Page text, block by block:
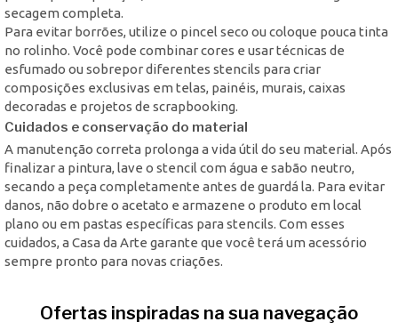
secagem completa.
Para evitar borrões, utilize o pincel seco ou coloque pouca tinta
no rolinho. Você pode combinar cores e usar técnicas de
esfumado ou sobrepor diferentes stencils para criar
composições exclusivas em telas, painéis, murais, caixas
decoradas e projetos de scrapbooking.
Cuidados e conservação do material
A manutenção correta prolonga a vida útil do seu material. Após
finalizar a pintura, lave o stencil com água e sabão neutro,
secando a peça completamente antes de guardá la. Para evitar
danos, não dobre o acetato e armazene o produto em local
plano ou em pastas específicas para stencils. Com esses
cuidados, a Casa da Arte garante que você terá um acessório
sempre pronto para novas criações.
Ofertas inspiradas na sua navegação